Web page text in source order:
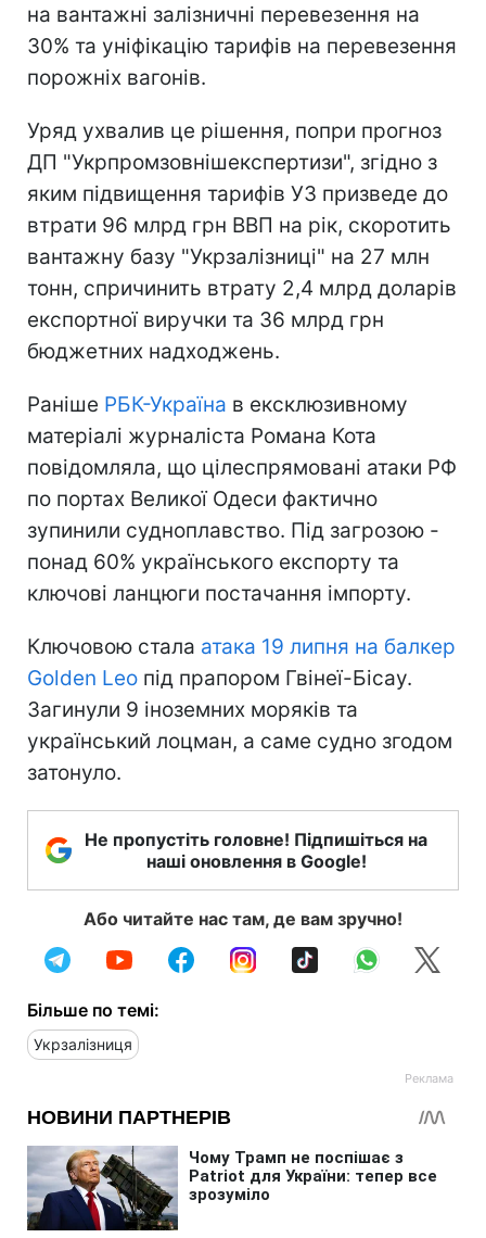
на вантажні залізничні перевезення на
30% та уніфікацію тарифів на перевезення
порожніх вагонів.
Уряд ухвалив це рішення, попри прогноз
ДП "Укрпромзовнішекспертизи", згідно з
яким підвищення тарифів УЗ призведе до
втрати 96 млрд грн ВВП на рік, скоротить
вантажну базу "Укрзалізниці" на 27 млн
тонн, спричинить втрату 2,4 млрд доларів
експортної виручки та 36 млрд грн
бюджетних надходжень.
Раніше РБК-Україна в ексклюзивному
матеріалі журналіста Романа Кота
повідомляла, що цілеспрямовані атаки РФ
по портах Великої Одеси фактично
зупинили судноплавство. Під загрозою -
понад 60% українського експорту та
ключові ланцюги постачання імпорту.
Ключовою стала атака 19 липня на балкер
Golden Leo під прапором Гвінеї-Бісау.
Загинули 9 іноземних моряків та
український лоцман, а саме судно згодом
затонуло.
Не пропустіть головне! Підпишіться на
наші оновлення в Google!
Або читайте нас там, де вам зручно!
Більше по темі:
Укрзалізниця